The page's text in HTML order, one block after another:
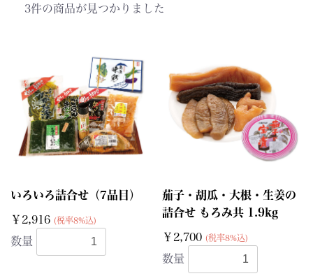
3件の商品が見つかりました
いろいろ詰合せ（7品目）
￥2,916 (税率8%込)
数量
茄子・胡瓜・大根・生姜の
詰合せ もろみ共 1.9kg
￥2,700 (税率8%込)
数量